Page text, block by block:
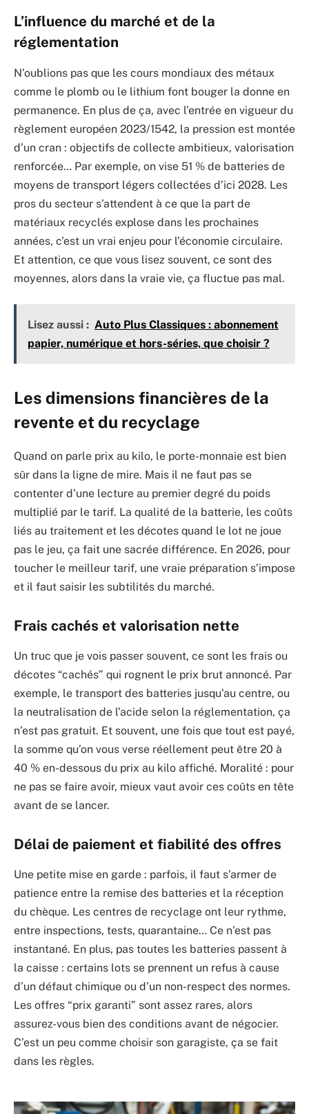
L’influence du marché et de la
réglementation
N’oublions pas que les cours mondiaux des métaux
comme le plomb ou le lithium font bouger la donne en
permanence. En plus de ça, avec l’entrée en vigueur du
règlement européen 2023/1542, la pression est montée
d’un cran : objectifs de collecte ambitieux, valorisation
renforcée… Par exemple, on vise 51 % de batteries de
moyens de transport légers collectées d’ici 2028. Les
pros du secteur s’attendent à ce que la part de
matériaux recyclés explose dans les prochaines
années, c’est un vrai enjeu pour l’économie circulaire.
Et attention, ce que vous lisez souvent, ce sont des
moyennes, alors dans la vraie vie, ça fluctue pas mal.
Lisez aussi : Auto Plus Classiques : abonnement
papier, numérique et hors-séries, que choisir ?
Les dimensions financières de la
revente et du recyclage
Quand on parle prix au kilo, le porte-monnaie est bien
sûr dans la ligne de mire. Mais il ne faut pas se
contenter d’une lecture au premier degré du poids
multiplié par le tarif. La qualité de la batterie, les coûts
liés au traitement et les décotes quand le lot ne joue
pas le jeu, ça fait une sacrée différence. En 2026, pour
toucher le meilleur tarif, une vraie préparation s’impose
et il faut saisir les subtilités du marché.
Frais cachés et valorisation nette
Un truc que je vois passer souvent, ce sont les frais ou
décotes “cachés” qui rognent le prix brut annoncé. Par
exemple, le transport des batteries jusqu’au centre, ou
la neutralisation de l’acide selon la réglementation, ça
n’est pas gratuit. Et souvent, une fois que tout est payé,
la somme qu’on vous verse réellement peut être 20 à
40 % en-dessous du prix au kilo affiché. Moralité : pour
ne pas se faire avoir, mieux vaut avoir ces coûts en tête
avant de se lancer.
Délai de paiement et fiabilité des offres
Une petite mise en garde : parfois, il faut s’armer de
patience entre la remise des batteries et la réception
du chèque. Les centres de recyclage ont leur rythme,
entre inspections, tests, quarantaine… Ce n’est pas
instantané. En plus, pas toutes les batteries passent à
la caisse : certains lots se prennent un refus à cause
d’un défaut chimique ou d’un non-respect des normes.
Les offres “prix garanti” sont assez rares, alors
assurez-vous bien des conditions avant de négocier.
C’est un peu comme choisir son garagiste, ça se fait
dans les règles.